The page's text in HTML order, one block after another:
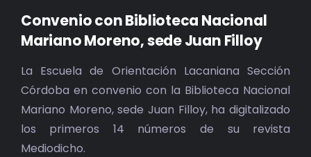
Convenio con Biblioteca Nacional
Mariano Moreno, sede Juan Filloy
La Escuela de Orientación Lacaniana Sección
Córdoba en convenio con la Biblioteca Nacional
Mariano Moreno, sede Juan Filloy, ha digitalizado
los primeros 14 números de su revista
Mediodicho.